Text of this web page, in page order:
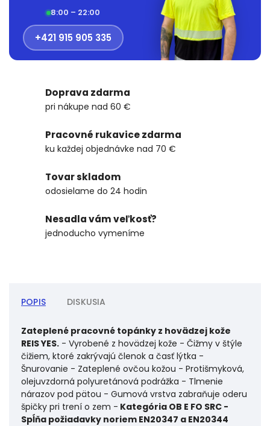
8:00 – 22:00
+421 915 905 335
Doprava zdarma
pri nákupe nad 60 €
Pracovné rukavice zdarma
ku každej objednávke nad 70 €
Tovar skladom
odosielame do 24 hodin
Nesadla vám veľkosť?
jednoducho vymeníme
POPIS DISKUSIA
Zateplené pracovné topánky z hovädzej kože
REIS YES. - Vyrobené z hovädzej kože - Čižmy v štýle
čižiem, ktoré zakrývajú členok a časť lýtka -
Šnurovanie - Zateplené ovčou kožou - Protišmyková,
olejuvzdorná polyuretánová podrážka - Tlmenie
nárazov pod pätou - Gumová vrstva zabraňuje oderu
špičky pri trení o zem - Kategória OB E FO SRC -
Spĺňa požiadavky noriem EN20347 a EN20344